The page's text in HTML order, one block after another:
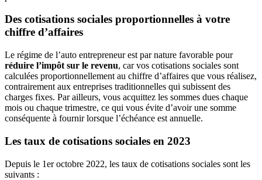
Des cotisations sociales proportionnelles à votre
chiffre d’affaires
Le régime de l’auto entrepreneur est par nature favorable pour
réduire l’impôt sur le revenu, car vos cotisations sociales sont
calculées proportionnellement au chiffre d’affaires que vous réalisez,
contrairement aux entreprises traditionnelles qui subissent des
charges fixes. Par ailleurs, vous acquittez les sommes dues chaque
mois ou chaque trimestre, ce qui vous évite d’avoir une somme
conséquente à fournir lorsque l’échéance est annuelle.
Les taux de cotisations sociales en 2023
Depuis le 1er octobre 2022, les taux de cotisations sociales sont les
suivants :